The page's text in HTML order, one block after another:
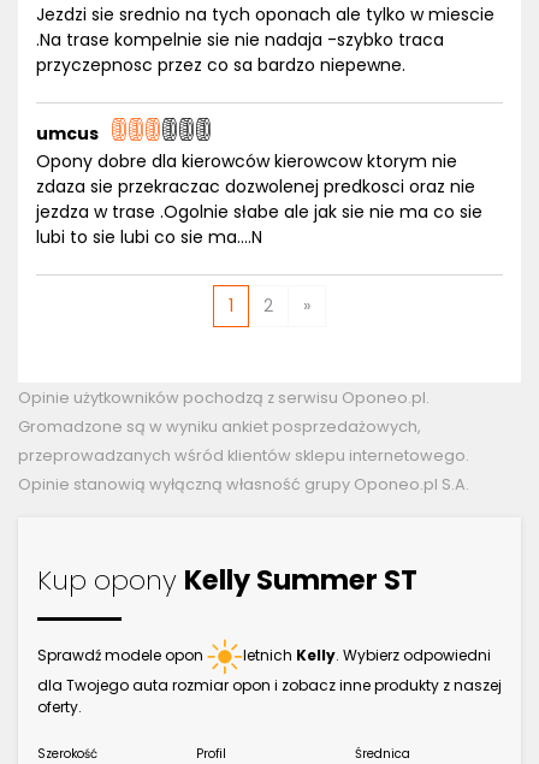
Jezdzi sie srednio na tych oponach ale tylko w miescie
.Na trase kompelnie sie nie nadaja -szybko traca
przyczepnosc przez co sa bardzo niepewne.
umcus
Opony dobre dla kierowców kierowcow ktorym nie
zdaza sie przekraczac dozwolenej predkosci oraz nie
jezdza w trase .Ogolnie słabe ale jak sie nie ma co sie
lubi to sie lubi co sie ma....N
1 2 »
Opinie użytkowników pochodzą z serwisu Oponeo.pl.
Gromadzone są w wyniku ankiet posprzedażowych,
przeprowadzanych wśród klientów sklepu internetowego.
Opinie stanowią wyłączną własność grupy Oponeo.pl S.A.
Kup opony Kelly Summer ST
Sprawdź modele opon letnich Kelly. Wybierz odpowiedni
dla Twojego auta rozmiar opon i zobacz inne produkty z naszej
oferty.
Szerokość Profil Średnica